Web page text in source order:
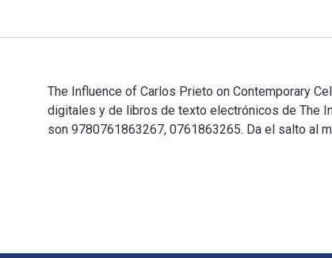
The Influence of Carlos Prieto on Contemporary
digitales y de libros de texto electrónicos de The
son 9780761863267, 0761863265. Da el salto al